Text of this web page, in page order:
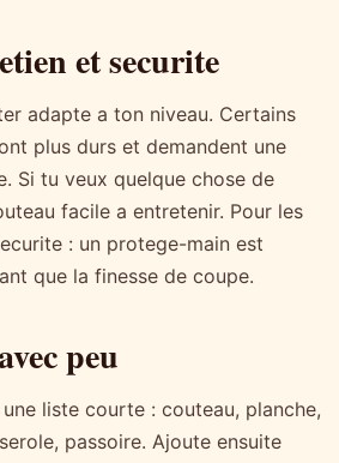
et securite
adapte a ton niveau. Certains
plus durs et demandent une
Si tu veux quelque chose de
facile a entretenir. Pour les
: un protege-main est
que la finesse de coupe.
peu
liste courte : couteau, planche,
passoire. Ajoute ensuite